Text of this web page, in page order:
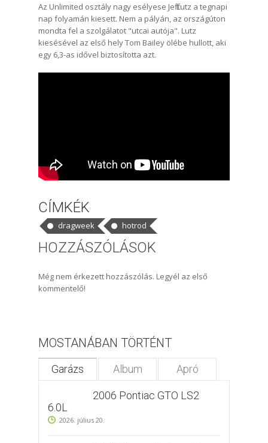
Az Unlimited osztály nagy esélyese Jeff Lutz a tegnapi
nap folyamán kiesett. Nem a pályán, az országúton
mondta fel a szolgálatot "utcai autója". Lutz
kiesésével az első hely Tom Bailey ölébe hullott, aki
egy 6,3-as idővel biztosította azt.
CÍMKÉK
dragweek hotrod
HOZZÁSZÓLÁSOK
Még nem érkezett hozzászólás. Legyél az első
kommentelő!
MOSTANÁBAN TÖRTÉNT
Garázs Album Apró
2006 Pontiac GTO LS2
6.0L
2026. július 20.